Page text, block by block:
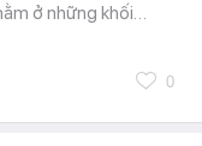
ở những khối…
0